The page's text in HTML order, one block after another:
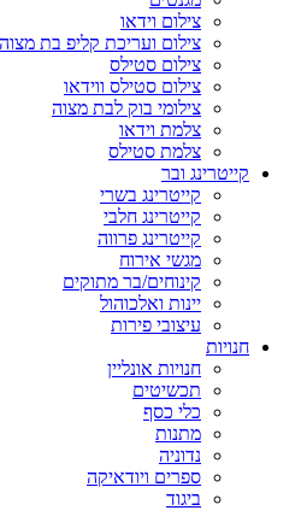
צילום וידאו
צילום ועריכת קליפ בת מצוה
צילום סטילס
צילום סטילס ווידאו
צילומי בוק לבת מצוה
צלמת וידאו
צלמת סטילס
קייטרינג ובר
קייטרינג בשרי
קייטרינג חלבי
קייטרינג פרווה
מגשי אירוח
קינוחים/בר מתוקים
יינות ואלכוהול
עיצובי פירות
חנויות
חנויות אונליין
תכשיטים
כלי כסף
מתנות
נדוניה
ספרים ויודאיקה
ביגוד